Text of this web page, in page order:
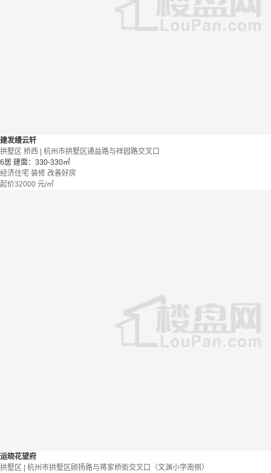
建发缦云轩
拱墅区 桥西 | 杭州市拱墅区通益路与祥园路交叉口
6居 建面：330-330㎡
经济住宅 装修 改善好房
起价32000 元/㎡
运晓花望府
拱墅区 | 杭州市拱墅区顾扬路与蒋家桥街交叉口（文渊小学南侧）